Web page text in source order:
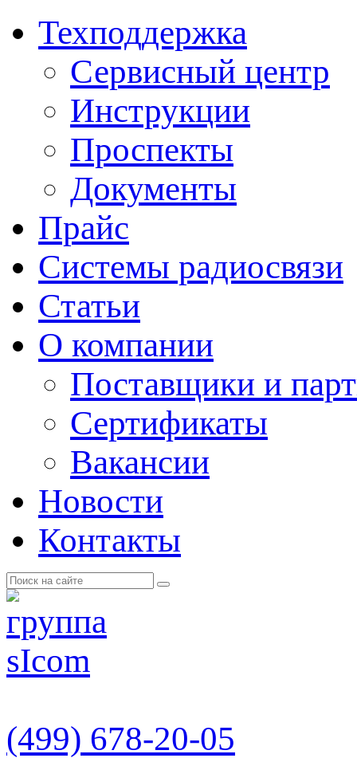
Техподдержка
Сервисный центр
Инструкции
Проспекты
Документы
Прайс
Системы радиосвязи
Статьи
О компании
Поставщики и
Cертификаты
Вакансии
Новости
Контакты
(499) 678-20-05